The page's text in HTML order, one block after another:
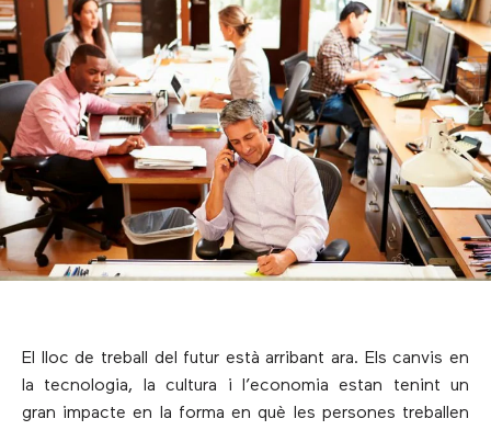
El lloc de treball del futur està arribant ara. Els canvis en
la tecnologia, la cultura i l’economia estan tenint un
gran impacte en la forma en què les persones treballen